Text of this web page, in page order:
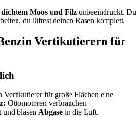
dichtem Moos und Filz unbeeindruckt. Du
du lüftest deinen Rasen komplett.
Vertikutierern für
Vertikutierer für große Flächen eine
Ottomotoren verbrauchen
und blasen Abgase in die Luft.